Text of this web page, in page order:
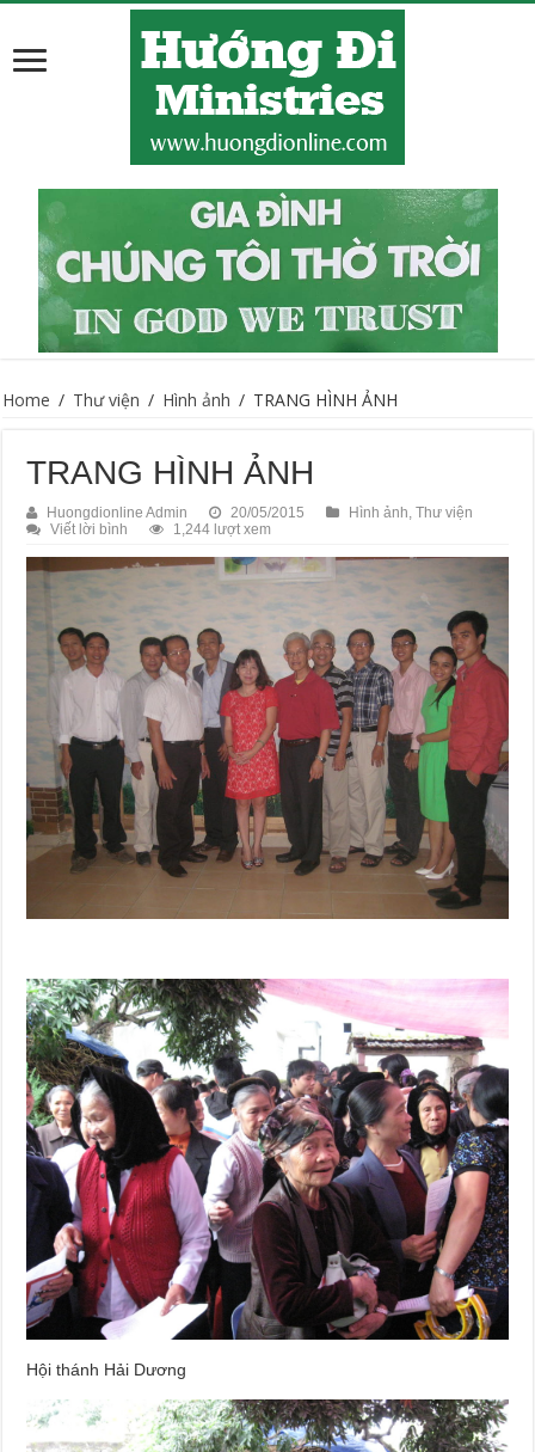
Home / Thư viện / Hình ảnh / TRANG HÌNH ẢNH
TRANG HÌNH ẢNH
Huongdionline Admin 20/05/2015 Hình ảnh,Thư viện
Viết lời bình
1,244 lượt xem
Hội thánh Hải Dương